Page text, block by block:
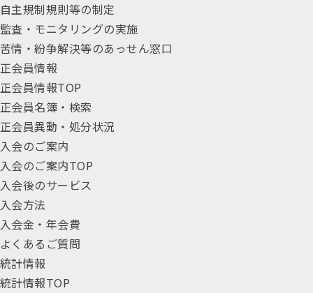
自主規制規則等の制定
監査・モニタリングの実施
苦情・紛争解決等のあっせん窓口
正会員情報
正会員情報TOP
正会員名簿・検索
正会員異動・処分状況
入会のご案内
入会のご案内TOP
入会後のサービス
入会方法
入会金・年会費
よくあるご質問
統計情報
統計情報TOP